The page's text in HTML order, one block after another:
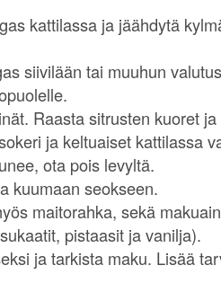
kattilassa ja jäähdytä
siivilään tai muuhun
Raasta sitrusten kuoret
ja keltuaiset kattilassa
ota pois levyltä.
kuumaan seokseen.
maitorahka, sekä
pistaasit ja vanilja).
ja tarkista maku. Lisää